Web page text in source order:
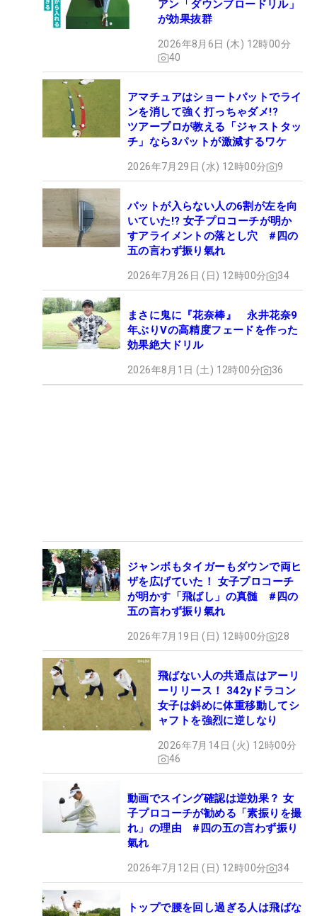
アン「ダウンブロードリル」
が効果抜群
2026年8月6日 (木) 12時00分
40
アマチュアはショートパットでライ
ンを消して強く打っちゃダメ!?
ツアープロが教える「ジャストタッ
チ」なら3パットが激減するワケ
2026年7月29日 (水) 12時00分 9
パットが入らない人の6割が左を向
いていた!? 女子プロコーチが明か
すアライメントの落とし穴 #四の
五の言わず振り氣れ
2026年7月26日 (日) 12時00分 34
まさに鬼に『花奈棒』 永井花奈9
年ぶりVの高精度フェードを作った
効果絶大ドリル
2026年8月1日 (土) 12時00分 36
ジャンボもタイガーもダウンで両ヒ
ザを広げていた！ 女子プロコーチ
が明かす「飛ばし」の真髄 #四の
五の言わず振り氣れ
2026年7月19日 (日) 12時00分 28
飛ばない人の共通点はアーリ
ーリリース！ 342yドラコン
女子は斜めに体重移動してシ
ャフトを強烈に逆しなり
2026年7月14日 (火) 12時00分
46
動画でスイング確認は逆効果？ 女
子プロコーチが勧める「素振りを撮
れ」の理由 #四の五の言わず振り
氣れ
2026年7月12日 (日) 12時00分 34
トップで腰を回し過ぎる人は飛ばな